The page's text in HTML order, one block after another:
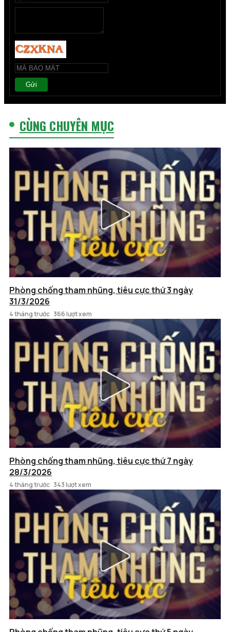
Gửi
CÙNG CHUYÊN MỤC
Phòng chống tham nhũng, tiêu cực thứ 3 ngày
31/3/2026
4 tháng trước 366 lượt xem
Phòng chống tham nhũng, tiêu cực thứ 7 ngày
28/3/2026
4 tháng trước 343 lượt xem